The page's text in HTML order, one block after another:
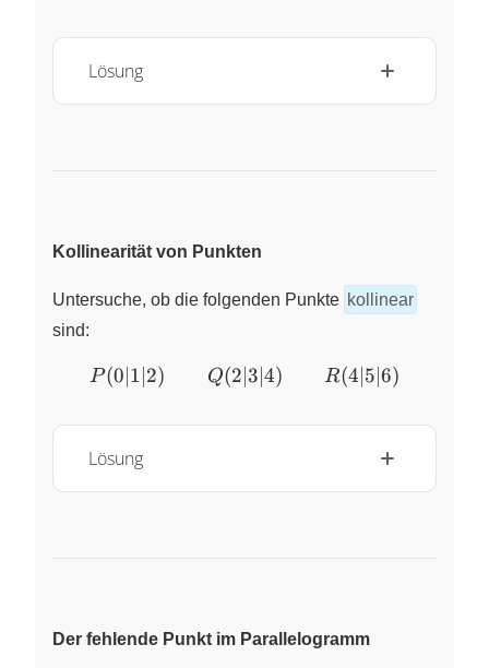
Lösung
Kollinearität von Punkten
Untersuche, ob die folgenden Punkte kollinear
sind:
P(0 | 1 | 2)\qquad
P (0∣1∣2) Q(2∣3∣4) R(4∣5∣6)
Lösung
Der fehlende Punkt im Parallelogramm